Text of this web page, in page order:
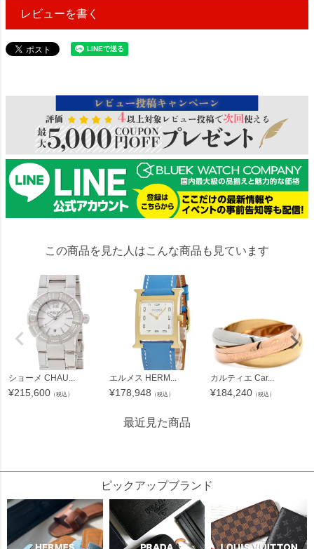
レビューを書く
この商品を見た人はこんな商品も見ています
ショーメ CHAU...
¥215,600 （税込）
エルメス HERM...
¥178,948 （税込）
カルティエ Car...
¥184,240 （税込）
最近見た商品
ピックアップブランド